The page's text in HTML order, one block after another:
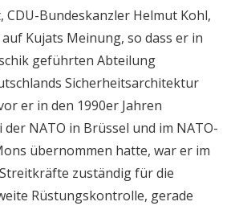
CDU-Bundeskanzler Helmut Kohl,
Kujats Meinung, so dass er in
geführten Abteilung
Sicherheitsarchitektur
er in den 1990er Jahren
NATO in Brüssel und im NATO-
übernommen hatte, war er im
zuständig für die
Rüstungskontrolle, gerade